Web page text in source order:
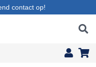
contact op!